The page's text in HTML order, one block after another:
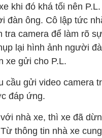
khi đó khá tối nên
đàn ông. Cô lập tức
tra camera để làm rõ
lại hình ảnh người
xe gửi cho P.L.
cầu gửi video camera
đáp ứng.
nhà xe, thì xe đã
thông tin nhà xe